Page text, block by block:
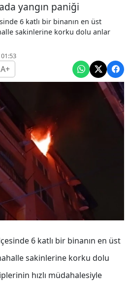
yangın paniği
6 katlı bir binanın en üst
sakinlerine korku dolu anlar
A+
6 katlı bir binanın en üst
sakinlerine korku dolu
hızlı müdahalesiyle